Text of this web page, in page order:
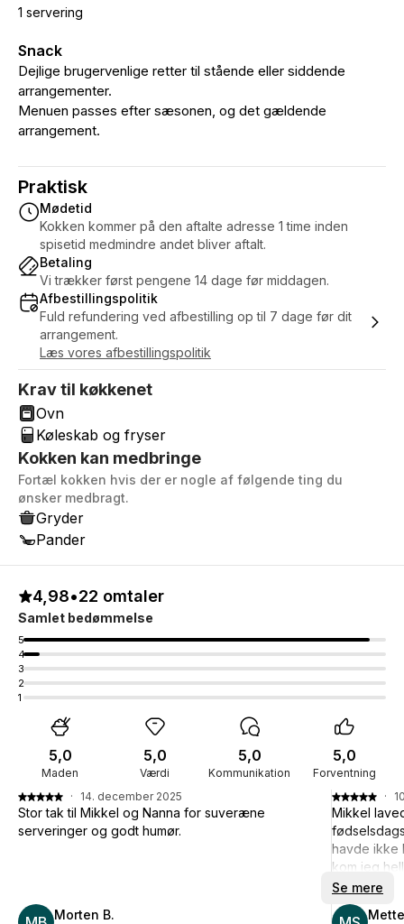
1 servering
Snack
Dejlige brugervenlige retter til stående eller siddende
arrangementer.
Menuen passes efter sæsonen, og det gældende
arrangement.
Praktisk
Mødetid
Kokken kommer på den aftalte adresse 1 time inden
spisetid medmindre andet bliver aftalt.
Betaling
Vi trækker først pengene 14 dage før middagen.
Afbestillingspolitik
Fuld refundering ved afbestilling op til 7 dage før dit
arrangement.
Læs vores afbestillingspolitik
Krav til køkkenet
Ovn
Køleskab og fryser
Kokken kan medbringe
Fortæl kokken hvis der er nogle af følgende ting du
ønsker medbragt.
Gryder
Pander
4,98•22 omtaler
Samlet bedømmelse
5
4
3
2
1
Maden
5,0
Værdi
5,0
Kommunikation
5,0
Forventning
5,0
Morten B.
· 14. december 2025
Stor tak til Mikkel og Nanna for suveræne
serveringer og godt humør.
·
Mikkel
havde ikke
kom jeg
kontakten
Mikkel tog
Se mere